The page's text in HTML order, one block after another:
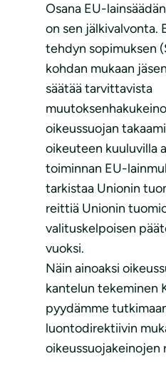
Osana EU-
on sen jälkivalvonta.
tehdyn sopimuksen
kohdan mukaan
säätää tarvittavista
oikeussuojan
oikeuteen kuuluvilla
toiminnan EU-
tarkistaa Unionin
reittiä Unionin
valituskelpoisen
vuoksi.
Näin ainoaksi
kantelun tekeminen
pyydämme
luontodirektiivin
oikeussuojakeinojen